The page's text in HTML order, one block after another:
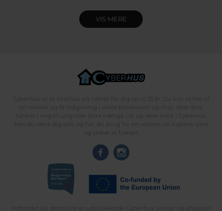
VIS MERE
Cyberhus er et klubhus på nettet for dig op til 25 år. Du kan skrive til
en voksen og få rådgivning i vores brevkasser og chat, dele dine
tanker i ung-til-ung eller bare hænge ud, og læse med. I Cyberhus
kan du være dig selv, og har du brug for en voksen, vil vi gerne lytte
og prøve at hjælpe
Indholdet på dette site er udelukkende Cyberhus' ansvar og afspejler